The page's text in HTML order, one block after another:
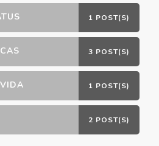
1 POST(S)
3 POST(S)
1 POST(S)
2 POST(S)